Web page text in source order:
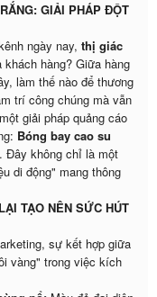
GIẢI PHÁP ĐỘT
ngày nay, thị giác
khách hàng? Giữa hàng
làm thế nào để thương
trí công chúng mà vẫn
giải pháp quảng cáo
Bóng bay cao su
. Đây không chỉ là một
di động" mang thông
TẠO NÊN SỨC HÚT
sự kết hợp giữa
vàng" trong việc kích